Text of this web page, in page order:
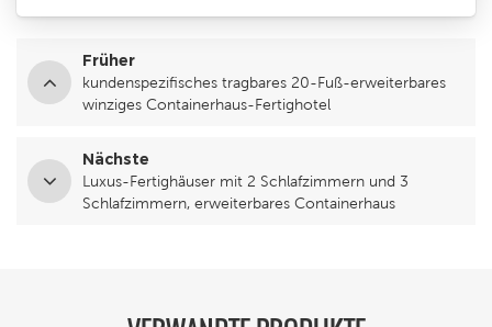
Früher
kundenspezifisches tragbares 20-Fuß-erweiterbares
winziges Containerhaus-Fertighotel
Nächste
Luxus-Fertighäuser mit 2 Schlafzimmern und 3
Schlafzimmern, erweiterbares Containerhaus